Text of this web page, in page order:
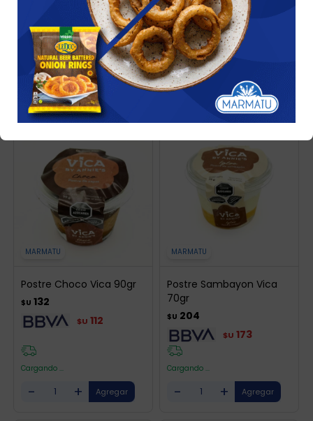
HELADOS / POSTRES
Ver 68 artículos
Recomendados
Filtrando por: Helados / Postres
MARMATU
Postre Choco Vica 90gr
$U 132
$U 112
Cargando ...
- +
MARMATU
Postre Sambayon Vica
70gr
$U 204
$U 173
Cargando ...
- +